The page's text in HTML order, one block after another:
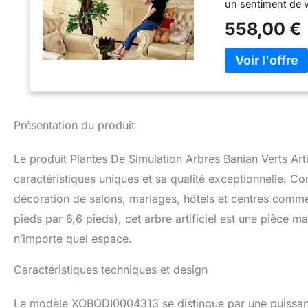
un sentiment de
la soie ♔ Matériel
partir de
des feuilles
artificiels / pêche
partout où vous
choix parfait pour
décoration de la
Remarque: les
558,00 €
Présentation du produit
Le produit Plantes De Simulation Arbres Banian Verts
caractéristiques uniques et sa qualité exceptionnelle.
décoration de salons, mariages, hôtels et centres
pieds par 6,6 pieds), cet arbre artificiel est une pièce
n’importe quel espace.
Caractéristiques techniques et design
Le modèle XOBODI0004313 se distingue par une